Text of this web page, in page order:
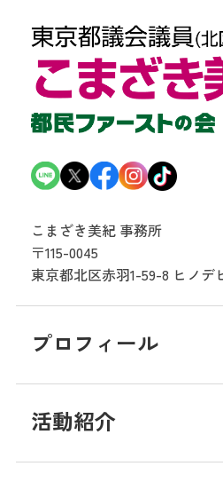
こまざき美紀 事務所
〒115-0045
東京都北区赤羽1-59-8 ヒノデ
プロフィール
活動紹介